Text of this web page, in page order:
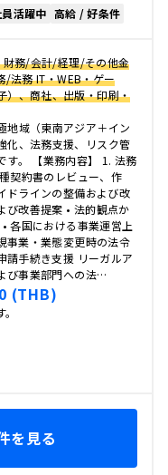
活躍中 高給 / 好条件
財務/会計/経理/その他金
法務 IT・WEB・ゲー
）、商社、出版・印刷・
地域（東南アジア＋イン
化、法務支援、リスク管
す。 【業務内容】 1. 法務
契約書のレビュー、作
ドラインの整備および改
び改善提案 • 法的観点か
各国における事業運営上
事業・業態変更時の法令
請手続き支援 リーガルア
び事業部門への法…
(THB)
を見る